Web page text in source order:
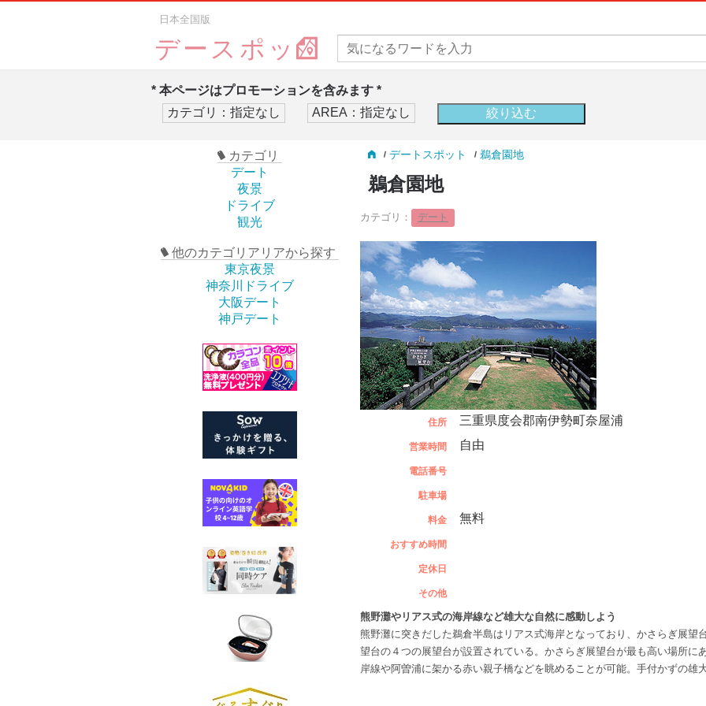
日本全国版
デースポッ
* 本ページはプロモーションを含みます *
カテゴリ
デート
夜景
ドライブ
観光
他のカテゴリアリアから探す
東京夜景
神奈川ドライブ
大阪デート
神戸デート
デートスポット 鵜倉園地
鵜倉園地
カテゴリ： デート
住所 三重県度会郡南伊勢町奈屋浦
営業時間 自由
電話番号
駐車場
料金 無料
おすすめ時間
定休日
その他
熊野灘やリアス式の海岸線など雄大な自然に感動しよう
熊野灘に突きだした鵜倉半島はリアス式海岸となっており、かさらぎ展望
望台の４つの展望台が設置されている。かさらぎ展望台が最も高い場所に
岸線や阿曽浦に架かる赤い親子橋などを眺めることが可能。手付かずの雄